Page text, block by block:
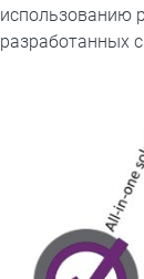
использованию
разработанных